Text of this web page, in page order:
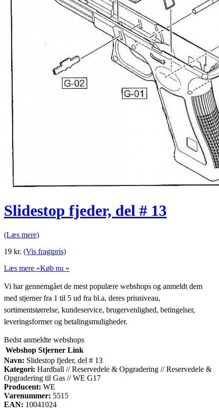
Slidestop fjeder, del # 13
(Læs mere)
19 kr. (Vis fragtpris)
Læs mere »Køb nu »
Vi har gennemgået de mest populære webshops og anmeldt dem
med stjerner fra 1 til 5 ud fra bl.a. deres prisniveau,
sortimentstørrelse, kundeservice, brugervenlighed, betingelser,
leveringsformer og betalingsmuligheder.
Bedst anmeldte webshops
Webshop Stjerner Link
Navn: Slidestop fjeder, del # 13
Kategori: Hardball // Reservedele & Opgradering // Reservedele &
Opgradering til Gas // WE G17
Producent: WE
Varenummer: 5515
EAN: 10041024